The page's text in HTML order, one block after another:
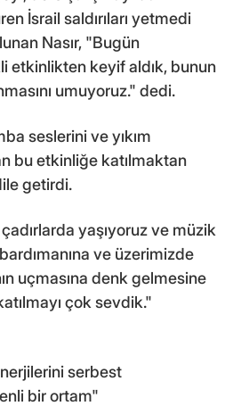
İsrail saldırıları yetmedi
Nasır, "Bugün
etkinlikten keyif aldık, bunun
umuyoruz." dedi.
seslerini ve yıkım
bu etkinliğe katılmaktan
getirdi.
yaşıyoruz ve müzik
ve üzerimizde
uçmasına denk gelmesine
çok sevdik."
serbest
bir ortam"